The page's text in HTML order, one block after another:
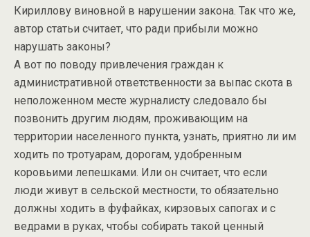
Кириллову виновной в нарушении закона. Так что же,
автор статьи считает, что ради прибыли можно
нарушать законы?
А вот по поводу привлечения граждан к
административной ответственности за выпас скота в
неположенном месте журналисту следовало бы
позвонить другим людям, проживающим на
территории населенного пункта, узнать, приятно ли им
ходить по тротуарам, дорогам, удобренным
коровьими лепешками. Или он считает, что если
люди живут в сельской местности, то обязательно
должны ходить в фуфайках, кирзовых сапогах и с
ведрами в руках, чтобы собирать такой ценный